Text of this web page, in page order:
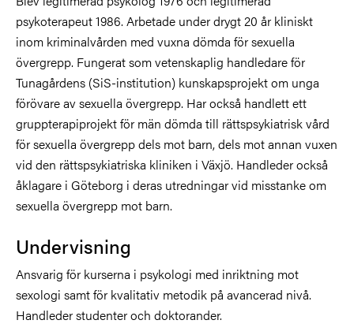
psykoterapeut 1986. Arbetade under drygt 20 år kliniskt
inom kriminalvården med vuxna dömda för sexuella
övergrepp. Fungerat som vetenskaplig handledare för
Tunagårdens (SiS-institution) kunskapsprojekt om unga
förövare av sexuella övergrepp. Har också handlett ett
gruppterapiprojekt för män dömda till rättspsykiatrisk vård
för sexuella övergrepp dels mot barn, dels mot annan vuxen
vid den rättspsykiatriska kliniken i Växjö. Handleder också
åklagare i Göteborg i deras utredningar vid misstanke om
sexuella övergrepp mot barn.
Undervisning
Ansvarig för kurserna i psykologi med inriktning mot
sexologi samt för kvalitativ metodik på avancerad nivå.
Handleder studenter och doktorander.